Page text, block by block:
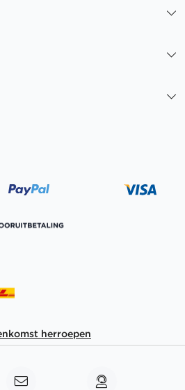
herroepen